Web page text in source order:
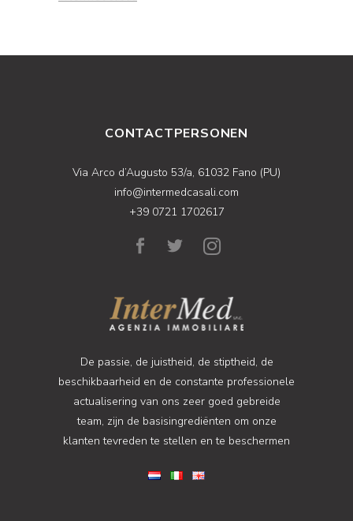
CONTACTPERSONEN
Via Arco d’Augusto 53/a, 61032 Fano (PU)
info@intermedcasali.com
+39 0721 1702617
De passie, de juistheid, de stiptheid, de
beschikbaarheid en de constante professionele
actualisering van ons zeer goed gebreide
team, zijn de basisingrediënten om onze
klanten tevreden te stellen en te beschermen